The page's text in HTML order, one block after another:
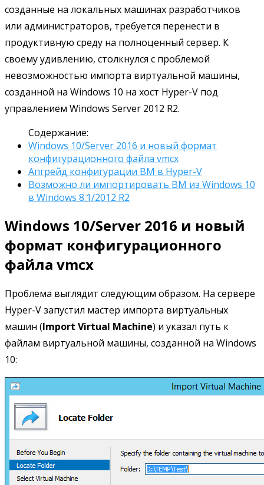
созданные на локальных машинах разработчиков
или администраторов, требуется перенести в
продуктивную среду на полноценный сервер. К
своему удивлению, столкнулся с проблемой
невозможностью импорта виртуальной машины,
созданной на Windows 10 на хост Hyper-V под
управлением Windows Server 2012 R2.
Содержание:
Windows 10/Server 2016 и новый формат
конфигурационного файла vmcx
Апгрейд конфигурации ВМ в Hyper-V
Возможно ли импортировать ВМ из Windows 10
в Windows 8.1/2012 R2
Windows 10/Server 2016 и новый
формат конфигурационного
файла vmcx
Проблема выглядит следующим образом. На сервере
Hyper-V запустил мастер импорта виртуальных
машин (Import Virtual Machine) и указал путь к
файлам виртуальной машины, созданной на Windows
10: